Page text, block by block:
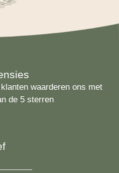
waarderen ons met
de 5 sterren